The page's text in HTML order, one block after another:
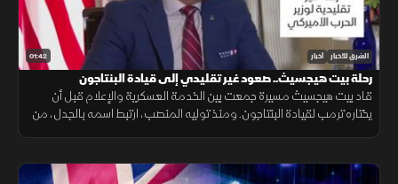
01:42 الشرق للأخبار أخبار
رحلة بيت هيجسيث.. صعود غير تقليدي إلى قيادة البنتاجون
قاد بيت هيجسيث مسيرة جمعت بين الخدمة العسكرية والإعلام قبل أن
يختاره ترمب لقيادة البنتاجون. ومنذ توليه المنصب، ارتبط اسمه بالجدل، من